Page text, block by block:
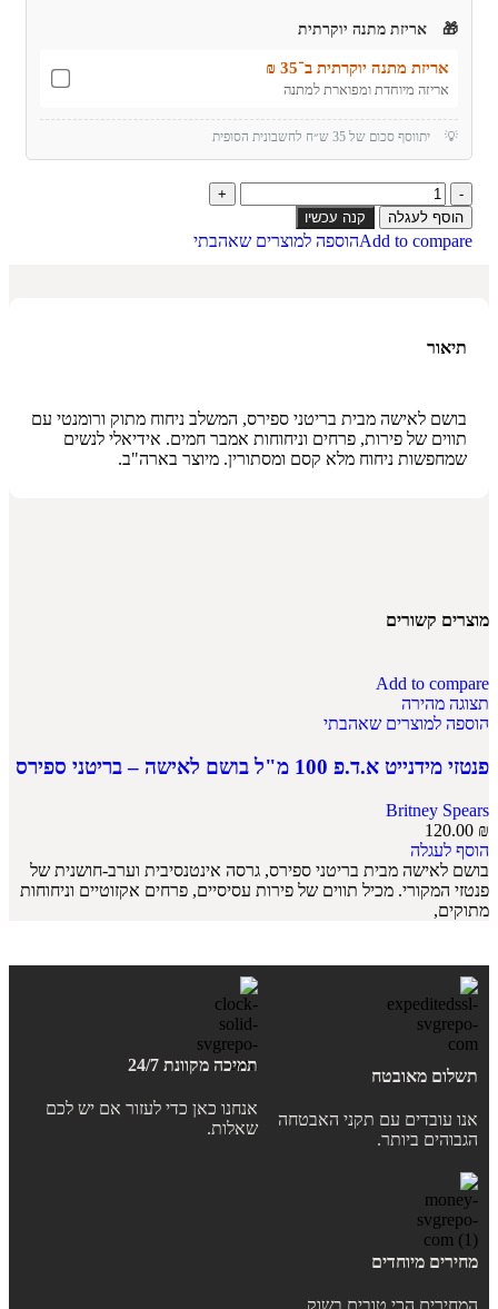
🎁 אריזת מתנה יוקרתית
אריזת מתנה יוקרתית ב־35 ₪
אריזה מיוחדת ומפוארת למתנה
💡 יתווסף סכום של 35 ש״ח לחשבונית הסופית
הוסף לעגלה קנה עכשיו
Add to compareהוספה למוצרים שאהבתי
תיאור
בושם לאישה מבית בריטני ספירס, המשלב ניחוח מתוק ורומנטי עם
תווים של פירות, פרחים וניחוחות אמבר חמים. אידיאלי לנשים
שמחפשות ניחוח מלא קסם ומסתורין. מיוצר בארה"ב.
מוצרים קשורים
Add to compare
תצוגה מהירה
הוספה למוצרים שאהבתי
פנטזי מידנייט א.ד.פ 100 מ"ל בושם לאישה – בריטני ספירס
Britney Spears
120.00 ₪
הוסף לעגלה
בושם לאישה מבית בריטני ספירס, גרסה אינטנסיבית וערב-חושנית של
פנטזי המקורי. מכיל תווים של פירות עסיסיים, פרחים אקזוטיים וניחוחות
מתוקים,
תשלום מאובטח
אנו עובדים עם תקני האבטחה
הגבוהים ביותר.
תמיכה מקוונת 24/7
אנחנו כאן כדי לעזור אם יש לכם
שאלות.
מחירים מיוחדים
המחירים הכי טובים בשוק.